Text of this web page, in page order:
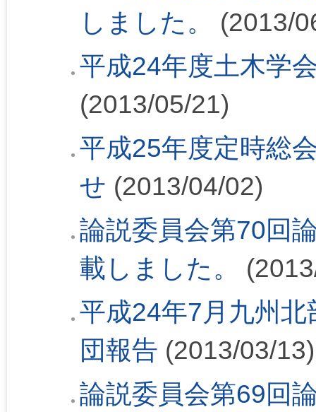
しました。
(2013/
平成24年度土木学
(2013/05/21)
平成25年度定時総
せ (2013/04/02)
論説委員会第70回
載しました。
平成24年7月九州
団報告 (2013/03/13)
論説委員会第69回